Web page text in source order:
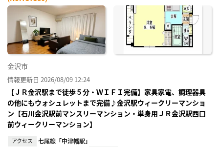
に入
り登
録
金沢市
情報更新日 2026/08/09 12:24
【ＪＲ金沢駅まで徒歩５分・ＷＩＦＩ完備】家具家電、調理器具
の他にもウォシュレットまで完備♪金沢駅ウィークリーマンショ
ン【石川金沢駅前マンスリーマンション・単身用ＪＲ金沢駅西口
前ウィークリーマンション】
アクセス 七尾線「中津幡駅」